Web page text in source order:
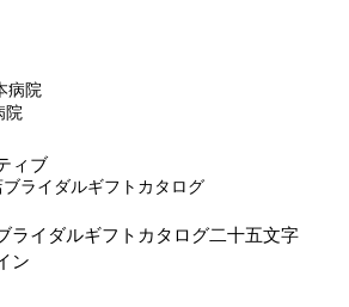
院
ィブ
ライダルギフトカタログ二十五文字
ン